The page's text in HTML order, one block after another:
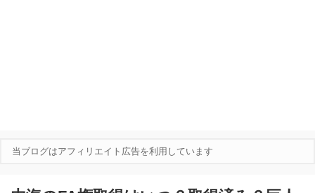
当ブログはアフィリエイト広告を利用しています